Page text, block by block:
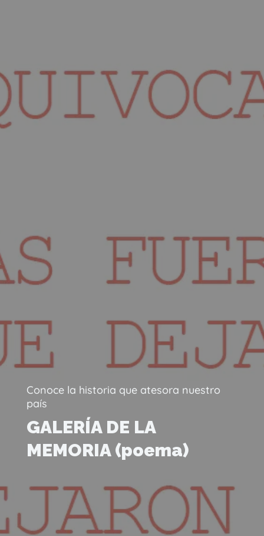
Conoce la historia que atesora nuestro
país
GALERÍA DE LA
MEMORIA (poema)